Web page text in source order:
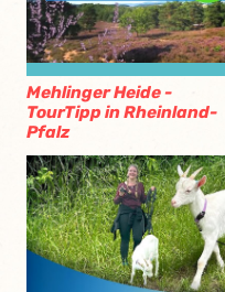
Mehlinger Heide -
TourTipp in Rheinland-
Pfalz